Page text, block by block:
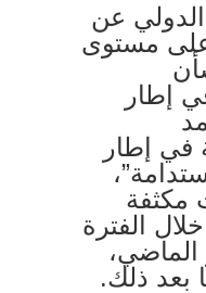
عن
على مستوى
إطار
في إطار
مكثفة
الفترة
21 مايو الماضي،
بعد ذلك.